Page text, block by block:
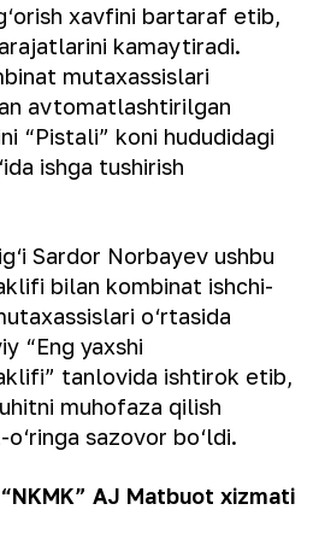
xavfini bartaraf etib,
kamaytiradi.
mutaxassislari
avtomatlashtirilgan
“Pistali” koni hududidagi
ishga tushirish
Sardor Norbayev ushbu
bilan kombinat ishchi-
o‘rtasida
“Eng yaxshi
tanlovida ishtirok etib,
muhofaza qilish
sazovor bo‘ldi.
“NKMK” AJ Matbuot xizmati